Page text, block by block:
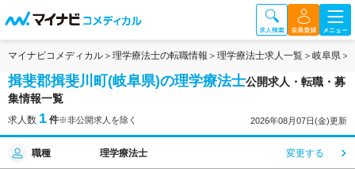
マイナビコメディカル 理学療法士の転職情報 理学療法士求人一覧 岐阜県
揖斐郡揖斐川町(岐阜県)の理学療法士公開求人・転職・募
集情報一覧
求人数 1 件※非公開求人を除く 2026年08月07日(金)更新
職種 理学療法士 変更する